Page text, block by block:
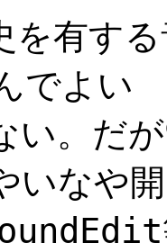
を有す
でよい
い。だ
いなや開